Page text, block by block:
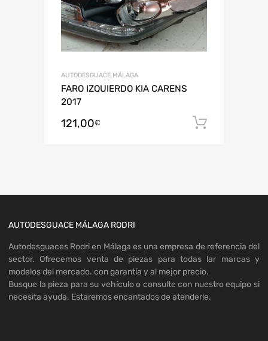
AUTODESGUACE MÁLAGA
FARO IZQUIERDO KIA CARENS
2017
121,00€
AUTODESGUACE MÁLAGA RODRI
Autodesguaces Rodri en Málaga es una empresa de referencia del
sector. Ofrecemos venta de piezas para todas lar marcas y
modelos del mercado. con garantía y al mejor precio.
Busque la pieza para su vehículo o consulte con nuestro equipo si
necesita ayuda. Estaremos encantados de atenderle.